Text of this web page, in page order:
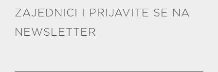
ZAJEDNICI I PRIJAVITE SE NA
NEWSLETTER